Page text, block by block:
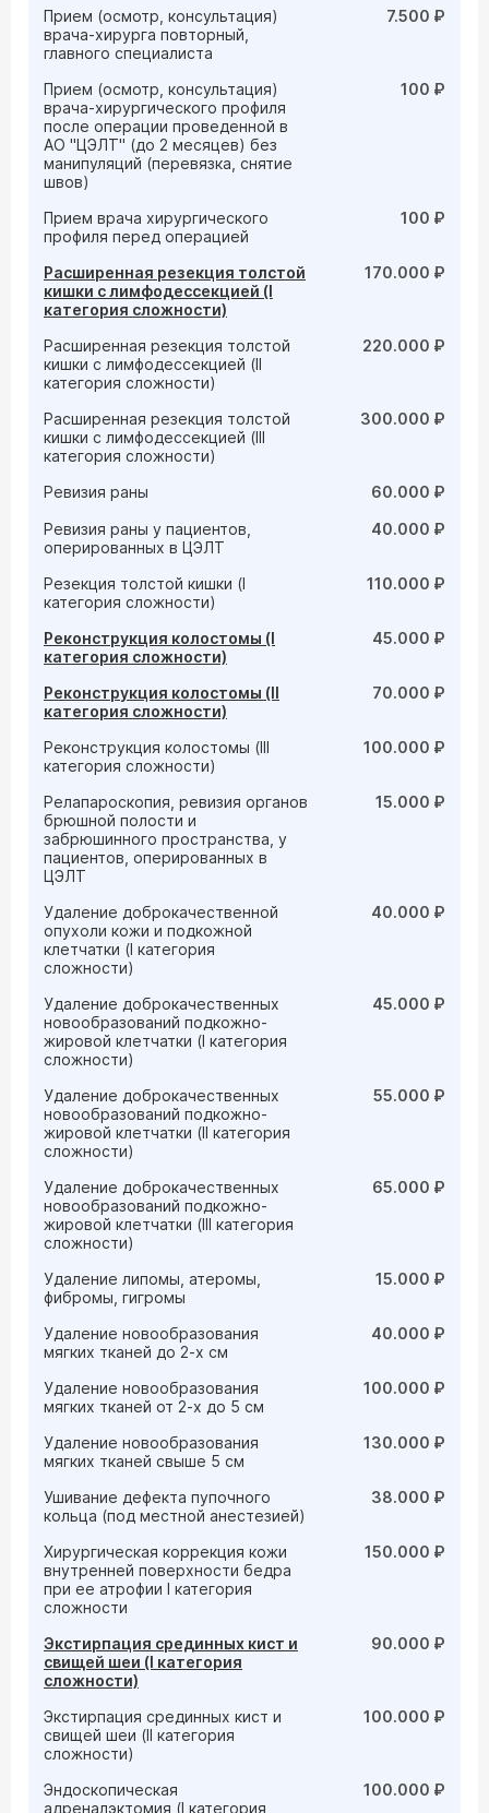
Прием (осмотр, консультация)
врача-хирурга повторный,
главного специалиста
7.500 ₽
Прием (осмотр, консультация)
врача-хирургического профиля
после операции проведенной в
АО "ЦЭЛТ" (до 2 месяцев) без
манипуляций (перевязка, снятие
швов)
100 ₽
Прием врача хирургического
профиля перед операцией
100 ₽
Расширенная резекция толстой
кишки с лимфодессекцией (I
категория сложности)
170.000 ₽
Расширенная резекция толстой
кишки с лимфодессекцией (II
категория сложности)
220.000 ₽
Расширенная резекция толстой
кишки с лимфодессекцией (III
категория сложности)
300.000 ₽
Ревизия раны
60.000 ₽
Ревизия раны у пациентов,
оперированных в ЦЭЛТ
40.000 ₽
Резекция толстой кишки (I
категория сложности)
110.000 ₽
Реконструкция колостомы (I
категория сложности)
45.000 ₽
Реконструкция колостомы (II
категория сложности)
70.000 ₽
Реконструкция колостомы (III
категория сложности)
100.000 ₽
Релапароскопия, ревизия органов
брюшной полости и
забрюшинного пространства, у
пациентов, оперированных в
ЦЭЛТ
15.000 ₽
Удаление доброкачественной
опухоли кожи и подкожной
клетчатки (I категория
сложности)
40.000 ₽
Удаление доброкачественных
новообразований подкожно-
жировой клетчатки (I категория
сложности)
45.000 ₽
Удаление доброкачественных
новообразований подкожно-
жировой клетчатки (II категория
сложности)
55.000 ₽
Удаление доброкачественных
новообразований подкожно-
жировой клетчатки (III категория
сложности)
65.000 ₽
Удаление липомы, атеромы,
фибромы, гигромы
15.000 ₽
Удаление новообразования
мягких тканей до 2-х см
40.000 ₽
Удаление новообразования
мягких тканей от 2-х до 5 см
100.000 ₽
Удаление новообразования
мягких тканей свыше 5 см
130.000 ₽
Ушивание дефекта пупочного
кольца (под местной анестезией)
38.000 ₽
Хирургическая коррекция кожи
внутренней поверхности бедра
при ее атрофии I категория
сложности
150.000 ₽
Экстирпация срединных кист и
свищей шеи (I категория
сложности)
90.000 ₽
Экстирпация срединных кист и
свищей шеи (II категория
сложности)
100.000 ₽
Эндоскопическая
адреналэктомия (I категория
100.000 ₽